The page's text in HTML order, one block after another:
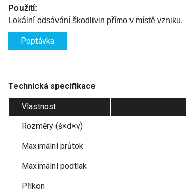
Použití:
Lokální odsávání škodlivin přímo v místě vzniku.
Poptávka
Technická specifikace
Vlastnost
Rozměry (š×d×v)
Maximální průtok
Maximální podtlak
Příkon